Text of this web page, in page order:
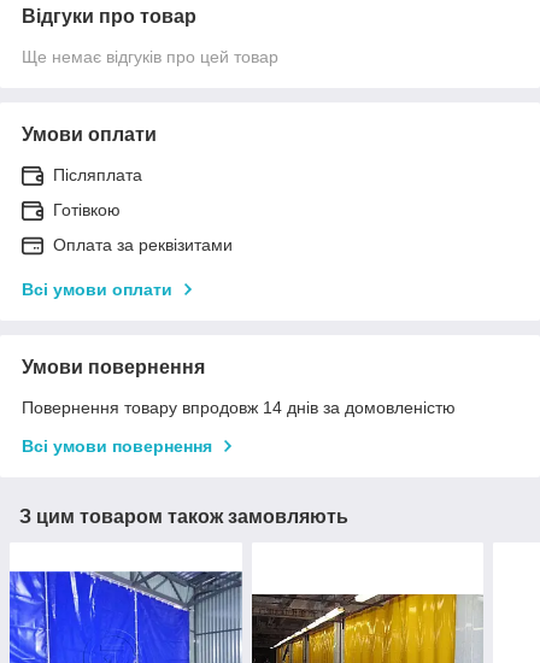
Відгуки про товар
Ще немає відгуків про цей товар
Умови оплати
Післяплата
Готівкою
Оплата за реквізитами
Всі умови оплати
Умови повернення
Повернення товару впродовж 14 днів за домовленістю
Всі умови повернення
З цим товаром також замовляють